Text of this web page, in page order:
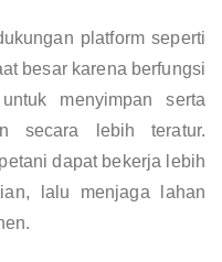
platform seperti
besar karena berfungsi
menyimpan serta
secara lebih teratur.
dapat bekerja lebih
lalu menjaga lahan